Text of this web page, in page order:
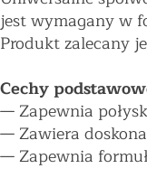
jest wymagany w
Produkt zalecany
Cechy
—Zapewnia
—Zawiera
—Zapewnia